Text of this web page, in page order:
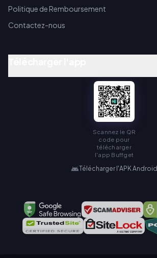
Politique de Remboursement
Contactez-nous
Scannez le QR
code pour
télécharger
l'app Buffget
Télécharger l'APK Android